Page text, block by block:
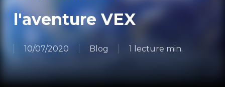
l'aventure VEX
10/07/2020 Blog 1 lecture min.